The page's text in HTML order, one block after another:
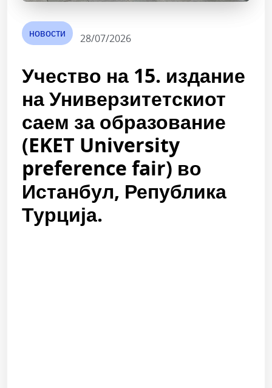
новости 28/07/2026
Учество на 15. издание
на Универзитетскиот
саем за образование
(EKET University
preference fair) во
Истанбул, Република
Турција.